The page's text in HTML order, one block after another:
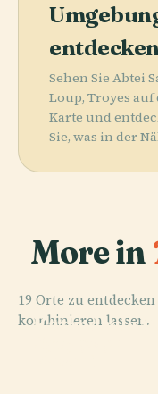
entdecken
Sehen Sie Abtei
Loup, Troyes auf
Karte und
Sie, was in der
More in
19 Orte zu
kombinieren lassen.
PLACE
Kathedrale
PLACE